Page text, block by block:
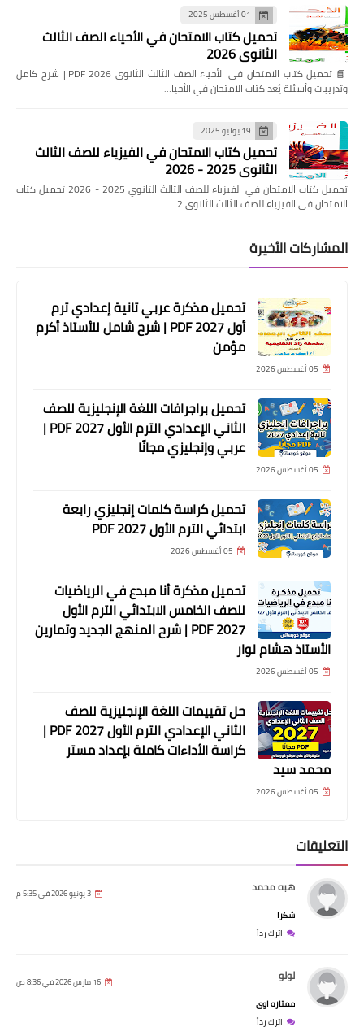
01 أغسطس 2025
تحميل كتاب الامتحان في الأحياء الصف الثالث
الثانوي 2026
📘 تحميل كتاب الامتحان في الأحياء الصف الثالث الثانوي 2026 PDF | شرح كامل
وتدريبات وأسئلة يُعد كتاب الامتحان في الأحيا…
19 يوليو 2025
تحميل كتاب الامتحان في الفيزياء للصف الثالث
الثانوي 2025 - 2026
تحميل كتاب الامتحان في الفيزياء للصف الثالث الثانوي 2025 - 2026 تحميل كتاب
الامتحان في الفيزياء للصف الثالث الثانوي 2…
المشاركات الأخيرة
تحميل مذكرة عربي تانية إعدادي ترم
أول 2027 PDF | شرح شامل للأستاذ أكرم
مؤمن
05 أغسطس 2026
تحميل براجرافات اللغة الإنجليزية للصف
الثاني الإعدادي الترم الأول 2027 PDF |
عربي وإنجليزي مجانًا
05 أغسطس 2026
تحميل كراسة كلمات إنجليزي رابعة
ابتدائي الترم الأول 2027 PDF
05 أغسطس 2026
تحميل مذكرة أنا مبدع في الرياضيات
للصف الخامس الابتدائي الترم الأول
2027 PDF | شرح المنهج الجديد وتمارين
الأستاذ هشام نوار
05 أغسطس 2026
حل تقييمات اللغة الإنجليزية للصف
الثاني الإعدادي الترم الأول 2027 PDF |
كراسة الأداءات كاملة بإعداد مستر
محمد سيد
05 أغسطس 2026
التعليقات
هبه محمد 3 يونيو 2026 في 5:35 م
شكرا
اترك رداً
لولو 16 مارس 2026 في 8:36 ص
ممتازه اوى
اترك رداً